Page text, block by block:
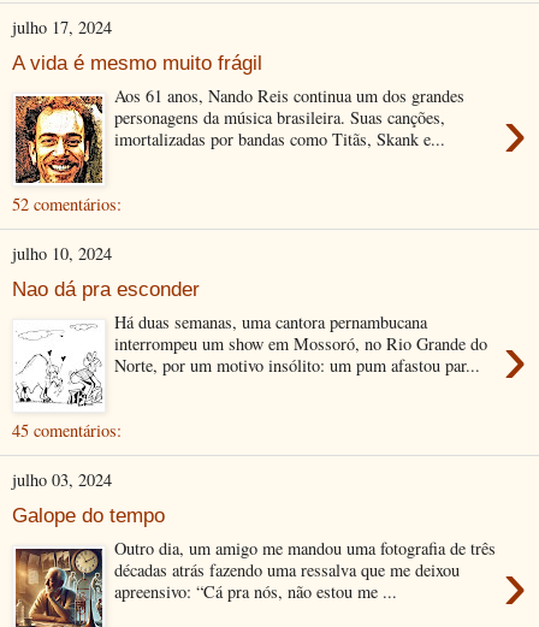
julho 17, 2024
A vida é mesmo muito frágil
›
Aos 61 anos, Nando Reis continua um dos grandes
personagens da música brasileira. Suas canções,
imortalizadas por bandas como Titãs, Skank e...
52 comentários:
julho 10, 2024
Nao dá pra esconder
›
Há duas semanas, uma cantora pernambucana
interrompeu um show em Mossoró, no Rio Grande do
Norte, por um motivo insólito: um pum afastou par...
45 comentários:
julho 03, 2024
Galope do tempo
›
Outro dia, um amigo me mandou uma fotografia de três
décadas atrás fazendo uma ressalva que me deixou
apreensivo: “Cá pra nós, não estou me ...